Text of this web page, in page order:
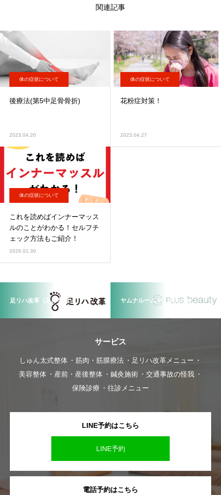
関連記事
体の症状について
後療法(第5中足骨骨折)
2023.04.20
体の症状について
花粉症対策！
2023.04.27
体の症状について
これを読めばインナーマッス
ルのことがわかる！セルフチ
ェック方法もご紹介！
2026.01.30
足リハ改革（足の専門） ヤムナルーム PLUSbeauty
サービス
しゅん太式整体 筋肉・筋膜療法
足リハ改革メニュー
美容整体
産前・産後整体 鍼灸施術
交通事故の怪我
保険診療
往診メニュー
LINE予約はこちら
LINE予約
電話予約はこちら